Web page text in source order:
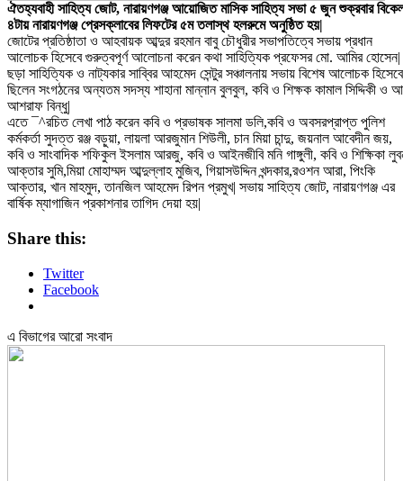
ঐতহ্যবাহী সাহিত্য জোট, নারায়ণগঞ্জ আয়োজিত মাসিক সাহিত্য সভা ৫ জুন শুক্রবার
৪টায় নারায়ণগঞ্জ প্রেসক্লাবের লিফটের ৫ম তলাস্থ হলরুমে অনুষ্ঠিত হয়|
জোটের প্রতিষ্ঠাতা ও আহবায়ক আব্দুর রহমান বাবু চৌধুরীর সভাপতিত্বে সভায় প্রধান
আলোচক হিসেবে গুরুত্বপূর্ণ আলোচনা করেন কথা সাহিত্যিক প্রফেসর মো. আমির হোসেন|
ছড়া সাহিত্যিক ও নাট্যকার সাব্বির আহমেদ সেন্টুর সঞ্চালনায় সভায় বিশেষ আলোচক হিসেবে
ছিলেন সংগঠনের অন্যতম সদস্য শাহানা মান্নান বুলবুল, কবি ও শিক্ষক কামাল সিদ্দিকী ও
আশরাফ বিন্ধু|
এতে ¯^রচিত লেখা পাঠ করেন কবি ও প্রভাষক সালমা ডলি,কবি ও অবসরপ্রাপ্ত পুলিশ
কর্মকর্তা সুদত্ত রঞ্জ বড়ুয়া, লায়লা আরজুমান শিউলী, চান মিয়া চান্দু, জয়নাল আবেদীন জয়,
কবি ও সাংবাদিক শফিকুল ইসলাম আরজু, কবি ও আইনজীবি মনি গাঙ্গুলী, কবি ও শিক্ষিকা
আক্তার সুমি,মিয়া মোহাম্মদ আব্দুল্লাহ মুজিব, গিয়াসউদ্দিন খন্দকার,রওশন আরা, পিংকি
আক্তার, খান মাহমুদ, তানজিল আহমেদ রিপন প্রমুখ| সভায় সাহিত্য জোট, নারায়ণগঞ্জ এর
বার্ষিক ম্যাগাজিন প্রকাশনার তাগিদ দেয়া হয়|
Share this:
Twitter
Facebook
এ বিভাগের আরো সংবাদ